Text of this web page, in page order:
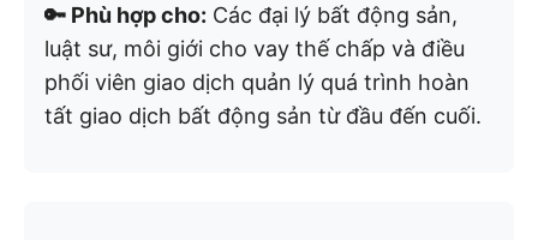
🔑 Phù hợp cho: Các đại lý bất động sản,
luật sư, môi giới cho vay thế chấp và điều
phối viên giao dịch quản lý quá trình hoàn
tất giao dịch bất động sản từ đầu đến cuối.